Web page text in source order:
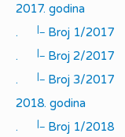
2017. godina
.
|_
Broj 1/2017
.
|_
Broj 2/2017
.
|_
Broj 3/2017
2018. godina
.
|_
Broj 1/2018